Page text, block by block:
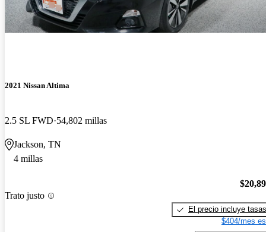
2021 Nissan Altima
2.5 SL FWD 54,802 millas
Jackson, TN
4 millas
Trato justo
El precio incluye tasas
$404/mes